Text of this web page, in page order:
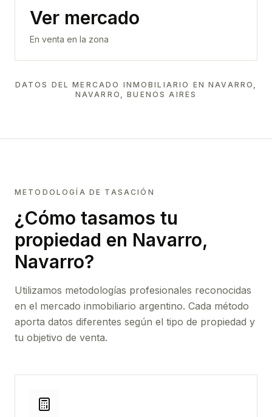
Ver mercado
En venta en la zona
DATOS DEL MERCADO INMOBILIARIO ENNAVARRO,
NAVARRO, BUENOS AIRES
METODOLOGÍA DE TASACIÓN
¿Cómo tasamos tu
propiedad en Navarro,
Navarro?
Utilizamos metodologías profesionales reconocidas
en el mercado inmobiliario argentino. Cada método
aporta datos diferentes según el tipo de propiedad y
tu objetivo de venta.